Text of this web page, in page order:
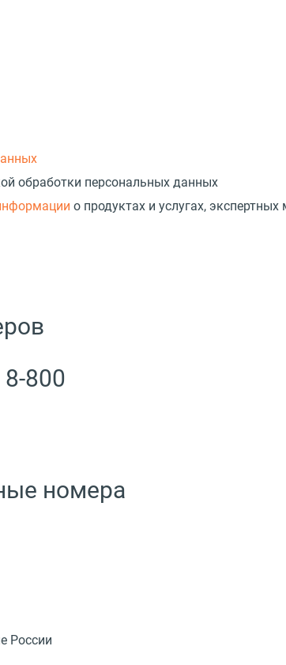
обработки персональных данных
о продуктах и услугах,
800
номера
России